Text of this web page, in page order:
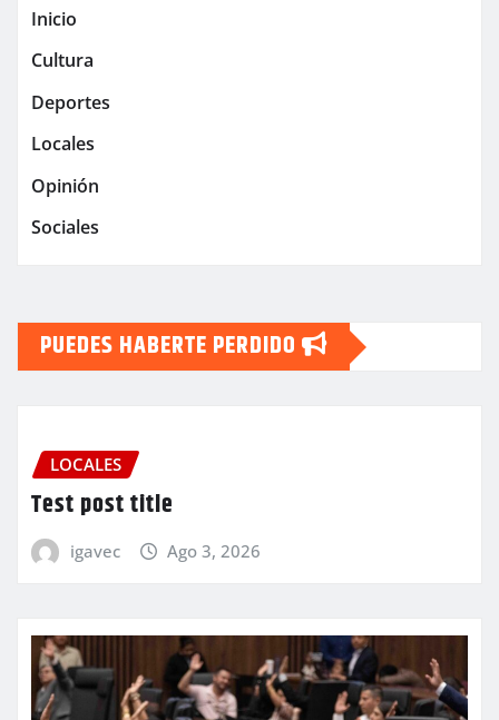
Inicio
Cultura
Deportes
Locales
Opinión
Sociales
PUEDES HABERTE PERDIDO
LOCALES
Test post title
igavec Ago 3, 2026